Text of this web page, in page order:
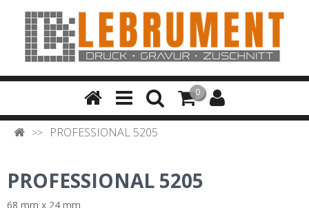
0
PROFESSIONAL 5205
PROFESSIONAL 5205
68 mm x 24 mm